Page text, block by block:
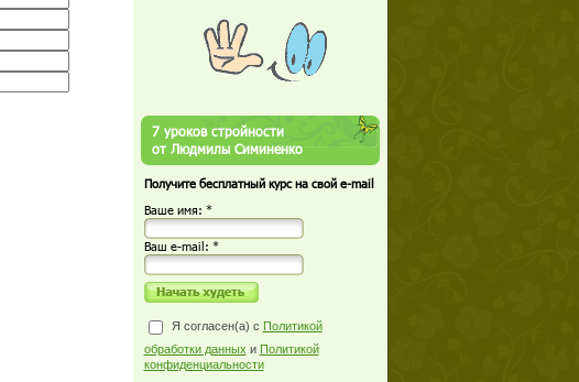
7 уроков стройности
от Людмилы Симиненко
Получите бесплатный курс на свой e-mail
Ваше имя: *
Ваш е-mail: *
Я согласен(а) с Политикой
обработки данных и Политикой
конфиденциальности